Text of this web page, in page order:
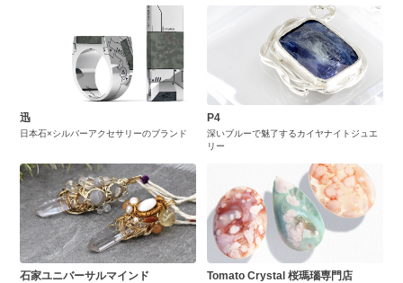
迅
日本石×シルバーアクセサリーのブランド
P4
深いブルーで魅了するカイヤナイトジュエ
リー
石家ユニバーサルマインド Tomato Crystal 桜瑪瑙専門店